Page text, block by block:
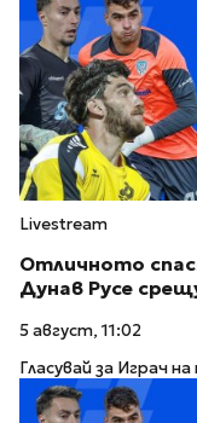
Livestream
Отличното
Дунав Русе
5 август, 11:02
Гласувай за Играч